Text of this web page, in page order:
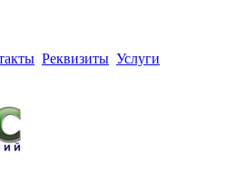
Реквизиты Услуги